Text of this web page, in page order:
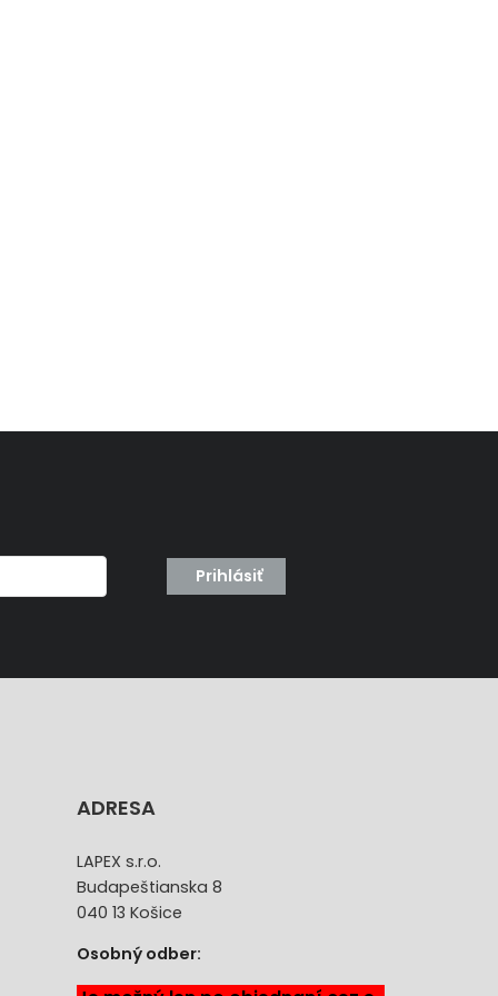
Prihlásiť
ADRESA
LAPEX s.r.o.
Budapeštianska 8
040 13 Košice
Osobný odber: